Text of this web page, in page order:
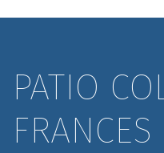
PATIO
FRANCES